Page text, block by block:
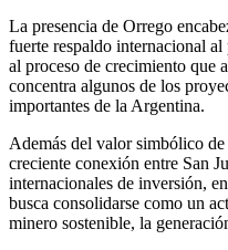
La presencia de Orrego
fuerte respaldo internacional
al proceso de crecimiento que
concentra algunos de los
importantes de la Argentina.
Además del valor simbólico
creciente conexión entre San
internacionales de inversión,
busca consolidarse como un
minero sostenible, la